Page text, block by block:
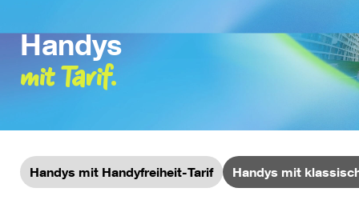
Handys
mit Tarif.
Handys mit Handyfreiheit-Tarif Handys mit